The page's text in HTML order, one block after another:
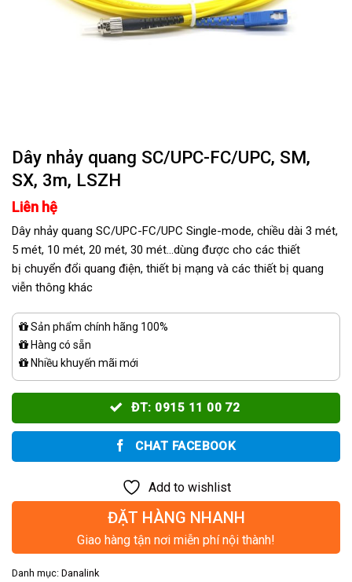
Dây nhảy quang SC/UPC-FC/UPC, SM,
SX, 3m, LSZH
Liên hệ
Dây nhảy quang SC/UPC-FC/UPC Single-mode, chiều dài 3 mét,
5 mét, 10 mét, 20 mét, 30 mét…dùng được cho các thiết
bị chuyển đổi quang điện, thiết bị mạng và các thiết bị quang
viễn thông khác
Sản phẩm chính hãng 100%
Hàng có sẵn
Nhiều khuyến mãi mới
ĐT: 0915 11 00 72
CHAT FACEBOOK
Add to wishlist
ĐẶT HÀNG NHANH
Giao hàng tận nơi miễn phí nội thành!
Danh mục: Danalink